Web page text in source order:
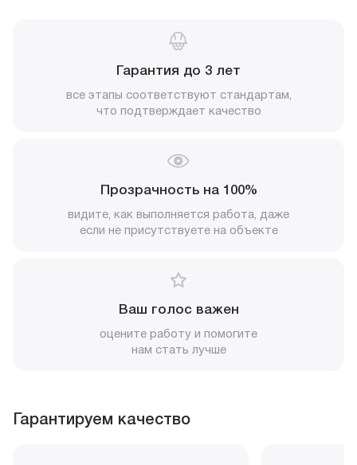
Гарантия до 3 лет
все этапы соответствуют стандартам,
что подтверждает качество
Прозрачность на 100%
видите, как выполняется работа, даже
если не присутствуете на объекте
Ваш голос важен
оцените работу и помогите
нам стать лучше
Гарантируем качество